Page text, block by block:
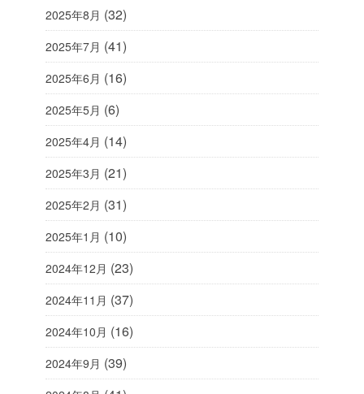
2025年8月 (32)
2025年7月 (41)
2025年6月 (16)
2025年5月 (6)
2025年4月 (14)
2025年3月 (21)
2025年2月 (31)
2025年1月 (10)
2024年12月 (23)
2024年11月 (37)
2024年10月 (16)
2024年9月 (39)